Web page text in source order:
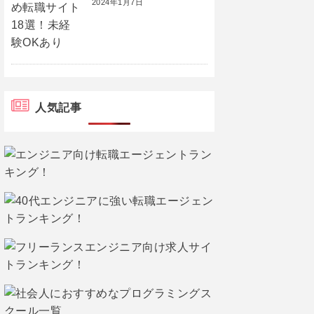
2024年1月7日
人気記事